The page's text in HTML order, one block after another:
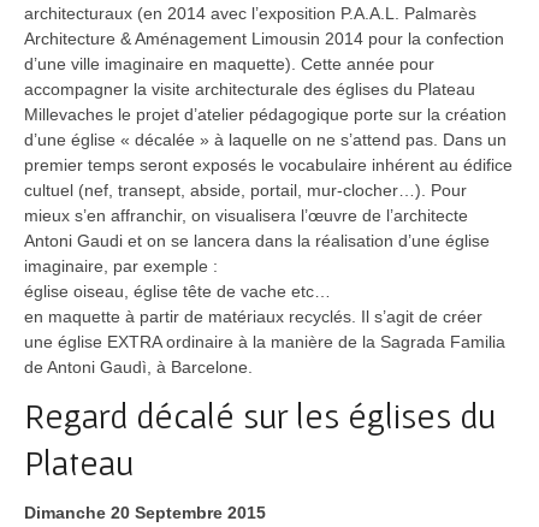
architecturaux (en 2014 avec l’exposition P.A.A.L. Palmarès
Architecture & Aménagement Limousin 2014 pour la confection
d’une ville imaginaire en maquette). Cette année pour
accompagner la visite architecturale des églises du Plateau
Millevaches le projet d’atelier pédagogique porte sur la création
d’une église « décalée » à laquelle on ne s’attend pas. Dans un
premier temps seront exposés le vocabulaire inhérent au édifice
cultuel (nef, transept, abside, portail, mur-clocher…). Pour
mieux s’en affranchir, on visualisera l’œuvre de l’architecte
Antoni Gaudi et on se lancera dans la réalisation d’une église
imaginaire, par exemple :
église oiseau, église tête de vache etc…
en maquette à partir de matériaux recyclés. Il s’agit de créer
une église EXTRA ordinaire à la manière de la Sagrada Familia
de Antoni Gaudì, à Barcelone.
Regard décalé sur les églises du
Plateau
Dimanche 20 Septembre 2015